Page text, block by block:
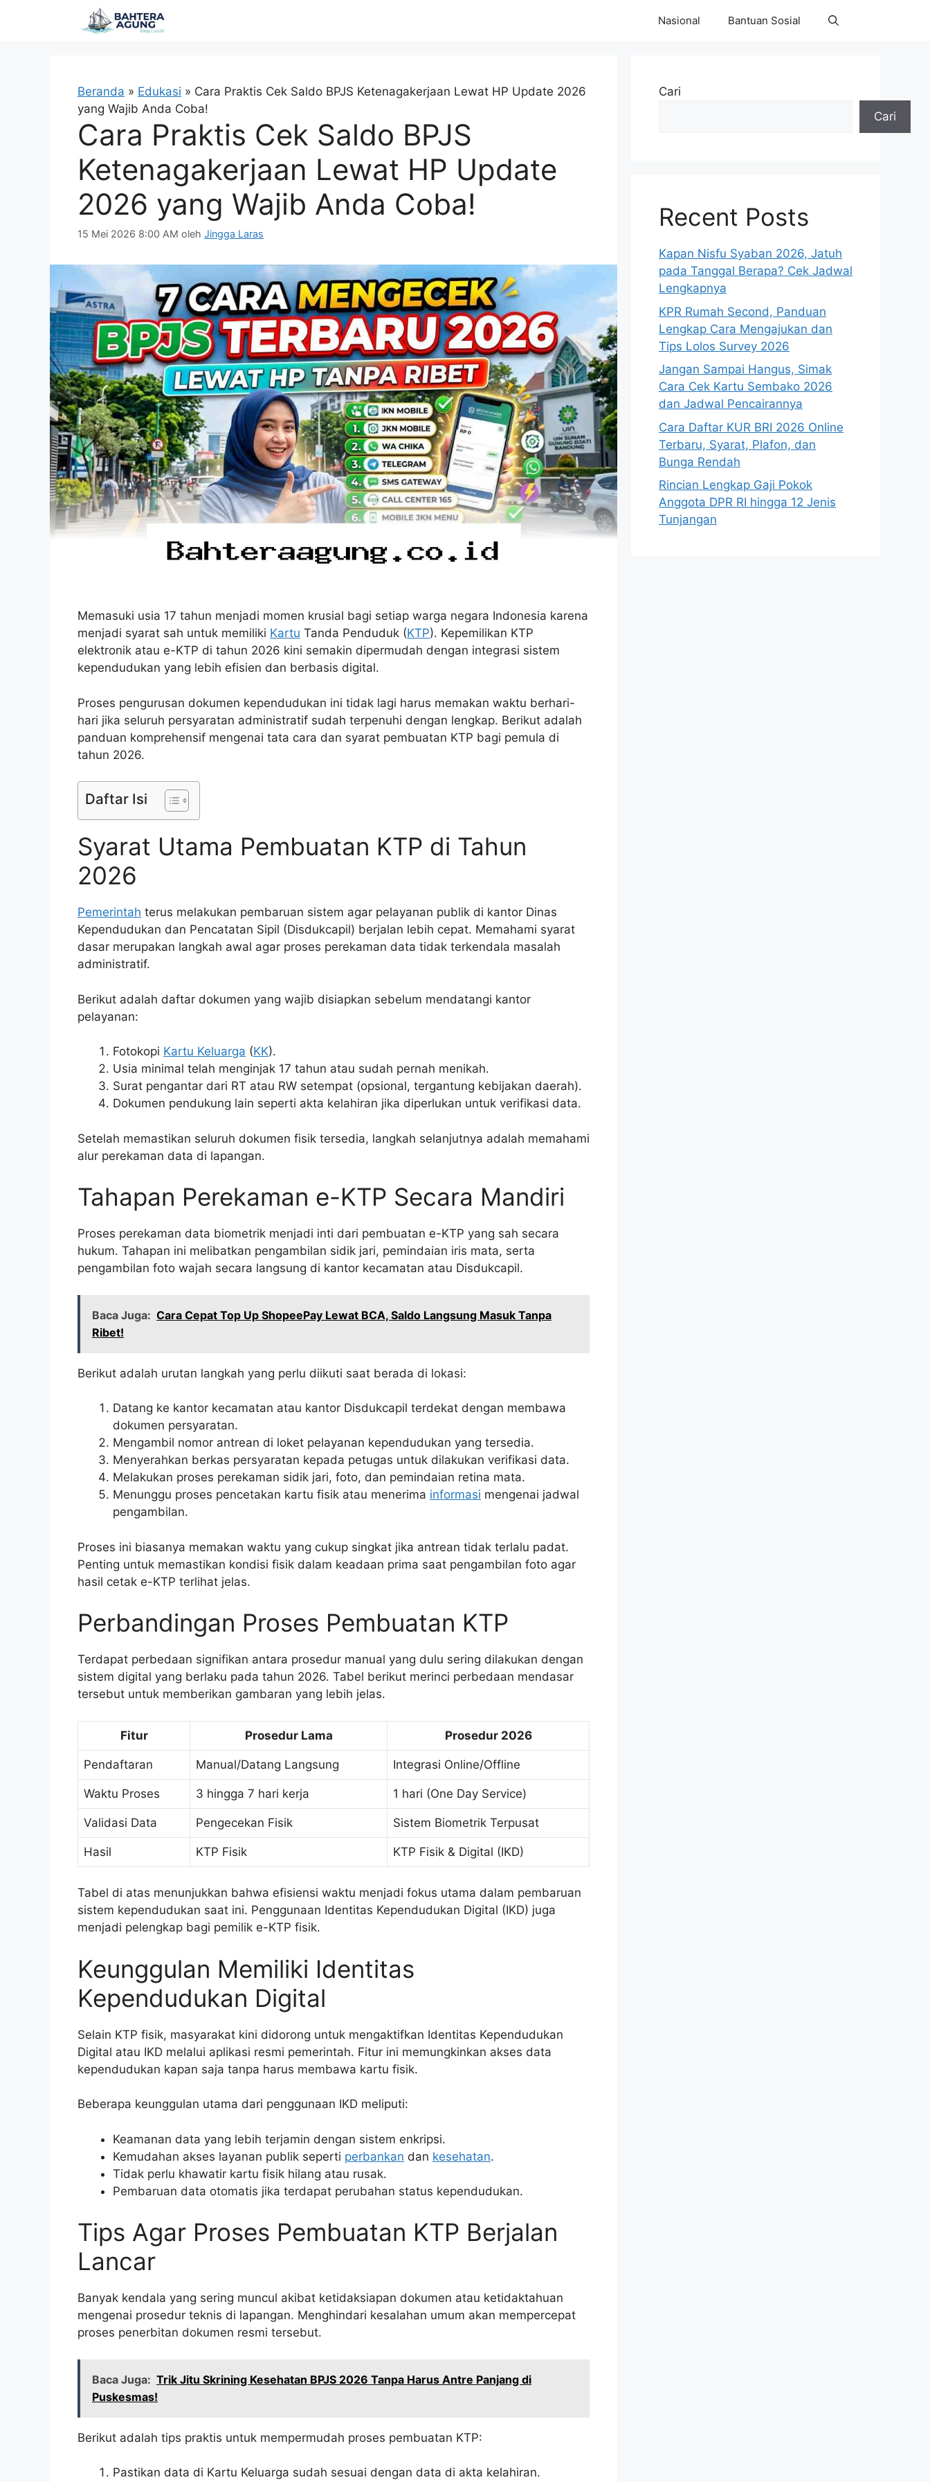
Nasional Bantuan Sosial
Beranda » Edukasi » Cara Praktis Cek Saldo BPJS Ketenagakerjaan Lewat HP Update 2026
yang Wajib Anda Coba!
Cara Praktis Cek Saldo BPJS
Ketenagakerjaan Lewat HP Update
2026 yang Wajib Anda Coba!
15 Mei 2026 8:00 AM oleh Jingga Laras
Memasuki usia 17 tahun menjadi momen krusial bagi setiap warga negara Indonesia karena
menjadi syarat sah untuk memiliki Kartu Tanda Penduduk (KTP). Kepemilikan KTP
elektronik atau e-KTP di tahun 2026 kini semakin dipermudah dengan integrasi sistem
kependudukan yang lebih efisien dan berbasis digital.
Proses pengurusan dokumen kependudukan ini tidak lagi harus memakan waktu berhari-
hari jika seluruh persyaratan administratif sudah terpenuhi dengan lengkap. Berikut adalah
panduan komprehensif mengenai tata cara dan syarat pembuatan KTP bagi pemula di
tahun 2026.
Daftar Isi
Syarat Utama Pembuatan KTP di Tahun
2026
Pemerintah terus melakukan pembaruan sistem agar pelayanan publik di kantor Dinas
Kependudukan dan Pencatatan Sipil (Disdukcapil) berjalan lebih cepat. Memahami syarat
dasar merupakan langkah awal agar proses perekaman data tidak terkendala masalah
administratif.
Berikut adalah daftar dokumen yang wajib disiapkan sebelum mendatangi kantor
pelayanan:
Fotokopi Kartu Keluarga (KK).
Usia minimal telah menginjak 17 tahun atau sudah pernah menikah.
Surat pengantar dari RT atau RW setempat (opsional, tergantung kebijakan daerah).
Dokumen pendukung lain seperti akta kelahiran jika diperlukan untuk verifikasi data.
Setelah memastikan seluruh dokumen fisik tersedia, langkah selanjutnya adalah memahami
alur perekaman data di lapangan.
Tahapan Perekaman e-KTP Secara Mandiri
Proses perekaman data biometrik menjadi inti dari pembuatan e-KTP yang sah secara
hukum. Tahapan ini melibatkan pengambilan sidik jari, pemindaian iris mata, serta
pengambilan foto wajah secara langsung di kantor kecamatan atau Disdukcapil.
Baca Juga: Cara Cepat Top Up ShopeePay Lewat BCA, Saldo Langsung Masuk Tanpa
Ribet!
Berikut adalah urutan langkah yang perlu diikuti saat berada di lokasi:
Datang ke kantor kecamatan atau kantor Disdukcapil terdekat dengan membawa
dokumen persyaratan.
Mengambil nomor antrean di loket pelayanan kependudukan yang tersedia.
Menyerahkan berkas persyaratan kepada petugas untuk dilakukan verifikasi data.
Melakukan proses perekaman sidik jari, foto, dan pemindaian retina mata.
Menunggu proses pencetakan kartu fisik atau menerima informasi mengenai jadwal
pengambilan.
Proses ini biasanya memakan waktu yang cukup singkat jika antrean tidak terlalu padat.
Penting untuk memastikan kondisi fisik dalam keadaan prima saat pengambilan foto agar
hasil cetak e-KTP terlihat jelas.
Perbandingan Proses Pembuatan KTP
Terdapat perbedaan signifikan antara prosedur manual yang dulu sering dilakukan dengan
sistem digital yang berlaku pada tahun 2026. Tabel berikut merinci perbedaan mendasar
tersebut untuk memberikan gambaran yang lebih jelas.
Fitur Prosedur Lama Prosedur 2026
Pendaftaran Manual/Datang Langsung Integrasi Online/Offline
Waktu Proses 3 hingga 7 hari kerja 1 hari (One Day Service)
Validasi Data Pengecekan Fisik Sistem Biometrik Terpusat
Hasil KTP Fisik KTP Fisik & Digital (IKD)
Tabel di atas menunjukkan bahwa efisiensi waktu menjadi fokus utama dalam pembaruan
sistem kependudukan saat ini. Penggunaan Identitas Kependudukan Digital (IKD) juga
menjadi pelengkap bagi pemilik e-KTP fisik.
Keunggulan Memiliki Identitas
Kependudukan Digital
Selain KTP fisik, masyarakat kini didorong untuk mengaktifkan Identitas Kependudukan
Digital atau IKD melalui aplikasi resmi pemerintah. Fitur ini memungkinkan akses data
kependudukan kapan saja tanpa harus membawa kartu fisik.
Beberapa keunggulan utama dari penggunaan IKD meliputi:
Keamanan data yang lebih terjamin dengan sistem enkripsi.
Kemudahan akses layanan publik seperti perbankan dan kesehatan.
Tidak perlu khawatir kartu fisik hilang atau rusak.
Pembaruan data otomatis jika terdapat perubahan status kependudukan.
Tips Agar Proses Pembuatan KTP Berjalan
Lancar
Banyak kendala yang sering muncul akibat ketidaksiapan dokumen atau ketidaktahuan
mengenai prosedur teknis di lapangan. Menghindari kesalahan umum akan mempercepat
proses penerbitan dokumen resmi tersebut.
Baca Juga: Trik Jitu Skrining Kesehatan BPJS 2026 Tanpa Harus Antre Panjang di
Puskesmas!
Berikut adalah tips praktis untuk mempermudah proses pembuatan KTP:
Pastikan data di Kartu Keluarga sudah sesuai dengan data di akta kelahiran.
Cari
Cari
Recent Posts
Kapan Nisfu Syaban 2026, Jatuh
pada Tanggal Berapa? Cek Jadwal
Lengkapnya
KPR Rumah Second, Panduan
Lengkap Cara Mengajukan dan
Tips Lolos Survey 2026
Jangan Sampai Hangus, Simak
Cara Cek Kartu Sembako 2026
dan Jadwal Pencairannya
Cara Daftar KUR BRI 2026 Online
Terbaru, Syarat, Plafon, dan
Bunga Rendah
Rincian Lengkap Gaji Pokok
Anggota DPR RI hingga 12 Jenis
Tunjangan